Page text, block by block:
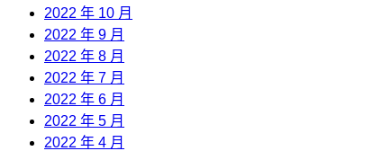
2022 年 10 月
2022 年 9 月
2022 年 8 月
2022 年 7 月
2022 年 6 月
2022 年 5 月
2022 年 4 月